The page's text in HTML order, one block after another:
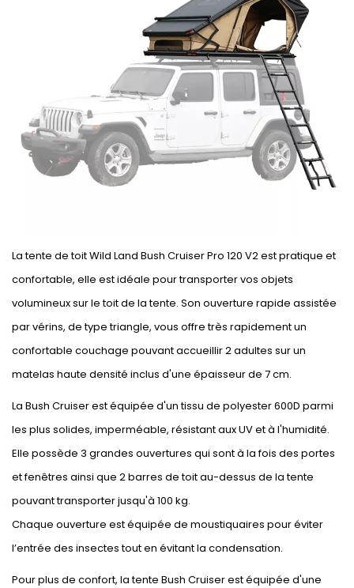
La tente de toit Wild Land Bush Cruiser Pro 120 V2 est pratique et
confortable, elle est idéale pour transporter vos objets
volumineux sur le toit de la tente. Son ouverture rapide assistée
par vérins, de type triangle, vous offre très rapidement un
confortable couchage pouvant accueillir 2 adultes sur un
matelas haute densité inclus d'une épaisseur de 7 cm.
La Bush Cruiser est équipée d'un tissu de polyester 600D parmi
les plus solides, imperméable, résistant aux UV et à l'humidité.
Elle possède 3 grandes ouvertures qui sont à la fois des portes
et fenêtres ainsi que 2 barres de toit au-dessus de la tente
pouvant transporter jusqu'à 100 kg.
Chaque ouverture est équipée de moustiquaires pour éviter
l’entrée des insectes tout en évitant la condensation.
Pour plus de confort, la tente Bush Cruiser est équipée d'une